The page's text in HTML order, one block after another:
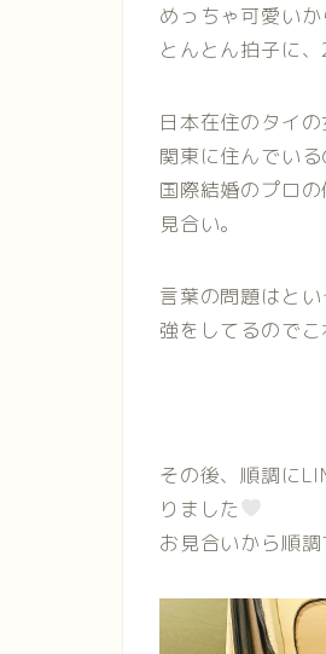
めっちゃ可愛い
とんとん拍子に
日本在住のタイ
関東に住んでい
国際結婚のプロ
見合い。
言葉の問題はと
強をしてるので
その後、順調に
りました
お見合いから順